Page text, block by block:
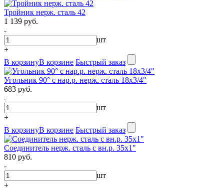
Тройник нерж. сталь 42
1 139 руб.
-
шт
+
В корзинуВ корзине Быстрый заказ
Угольник 90° с нар.р. нерж. сталь 18х3/4"
683 руб.
-
шт
+
В корзинуВ корзине Быстрый заказ
Соединитель нерж. сталь с вн.р. 35х1"
810 руб.
-
шт
+